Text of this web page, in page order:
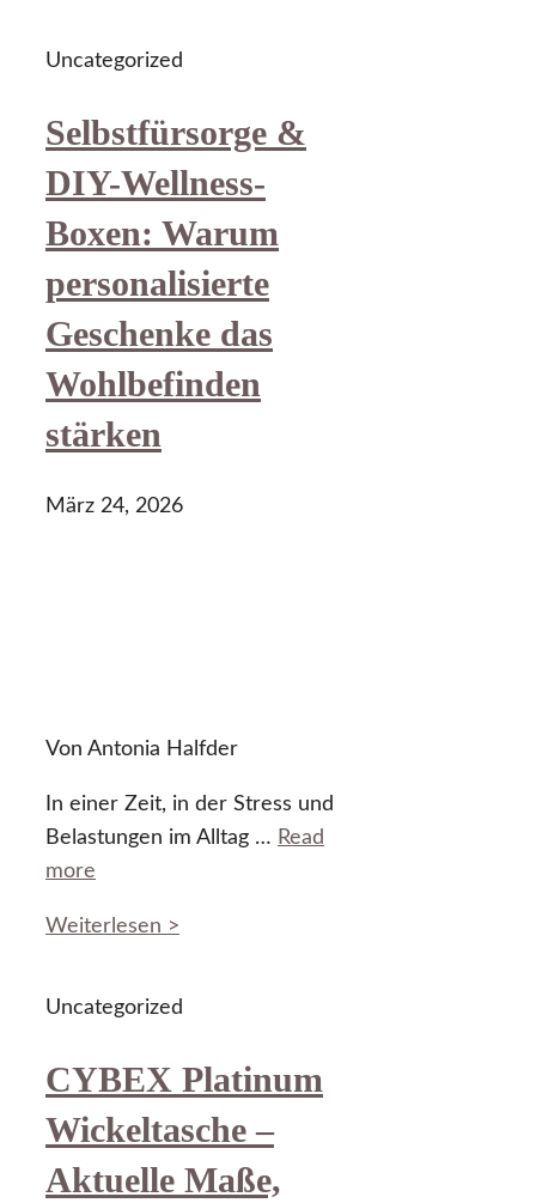
Uncategorized
Selbstfürsorge &
DIY-Wellness-
Boxen: Warum
personalisierte
Geschenke das
Wohlbefinden
stärken
März 24, 2026
Von Antonia Halfder
In einer Zeit, in der Stress und
Belastungen im Alltag … Read
more
Weiterlesen >
Uncategorized
CYBEX Platinum
Wickeltasche –
Aktuelle Maße,